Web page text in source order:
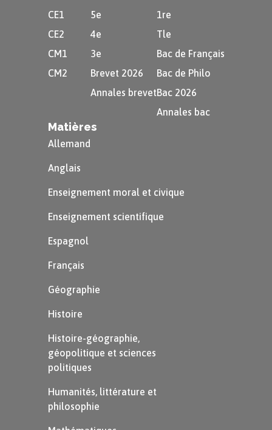
CE1
CE2
CM1
CM2
5e
4e
3e
Brevet 2026
Annales brevet
1re
Tle
Bac de Français
Bac de Philo
Bac 2026
Annales bac
Matières
Allemand
Anglais
Enseignement moral et civique
Enseignement scientifique
Espagnol
Français
Géographie
Histoire
Histoire-géographie,
géopolitique et sciences
politiques
Humanités, littérature et
philosophie